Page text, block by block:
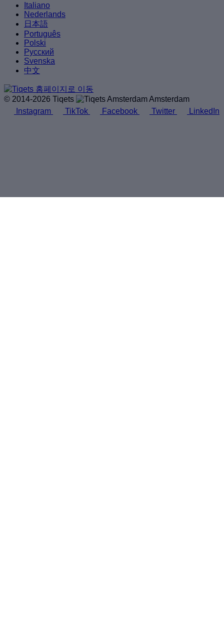
Italiano
Nederlands
日本語
Português
Polski
Русский
Svenska
中文
© 2014-2026 Tiqets
Amsterdam
Instagram
TikTok Facebook Twitter LinkedIn